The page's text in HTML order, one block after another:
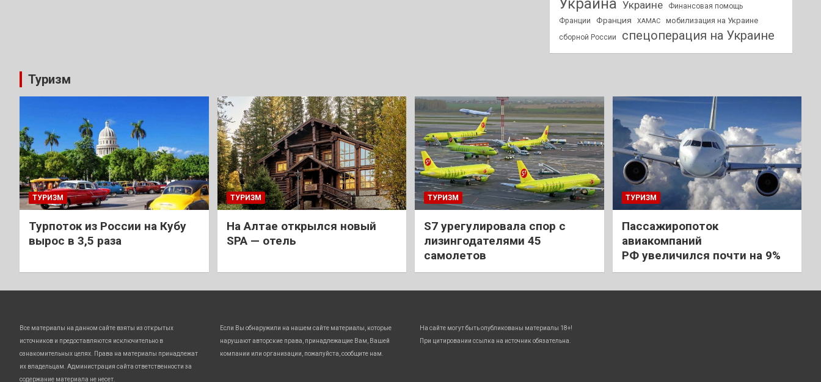
Украина Украине
Финансовая помощь
Франции
Франция ХАМАС мобилизация на Украине
сборной России спецоперация на Украине
Туризм
ТУРИЗМ
Турпоток из России на Кубу
вырос в 3,5 раза
ТУРИЗМ
На Алтае открылся новый
SPA — отель
ТУРИЗМ
S7 урегулировала спор с
лизингодателями 45
самолетов
ТУРИЗМ
Пассажиропоток
авиакомпаний
РФ увеличился почти на 9%
Все материалы на данном сайте взяты из открытых
источников и предоставляются исключительно в
ознакомительных целях. Права на материалы принадлежат
их владельцам. Администрация сайта ответственности за
содержание материала не несет.
Если Вы обнаружили на нашем сайте материалы, которые
нарушают авторские права, принадлежащие Вам, Вашей
компании или организации, пожалуйста, сообщите нам.
На сайте могут быть опубликованы материалы 18+!
При цитировании ссылка на источник обязательна.